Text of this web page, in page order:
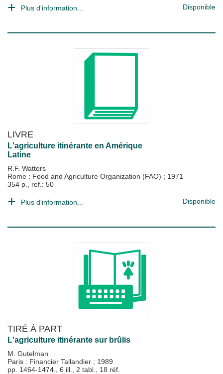
Plus d'information... Disponible
LIVRE
L'agriculture itinérante en Amérique
Latine
R.F. Watters
Rome : Food and Agriculture Organization (FAO) ; 1971
354 p., ref.: 50
Plus d'information... Disponible
TIRÉ À PART
L'agriculture itinérante sur brûlis
M. Gutelman
Paris : Financier Tallandier ; 1989
pp. 1464-1474., 6 ill., 2 tabl., 18 réf.